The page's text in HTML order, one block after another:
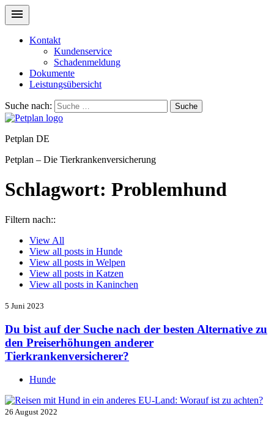
Kontakt
Kundenservice
Schadenmeldung
Dokumente
Leistungsübersicht
Suche nach: Suche
Petplan DE
Petplan – Die Tierkrankenversicherung
Schlagwort: Problemhund
Filtern nach::
View All
View all posts in Hunde
View all posts in Welpen
View all posts in Katzen
View all posts in Kaninchen
5 Juni 2023
Du bist auf der Suche nach der besten Alternative zu
den Preiserhöhungen anderer
Tierkrankenversicherer?
Hunde
26 August 2022